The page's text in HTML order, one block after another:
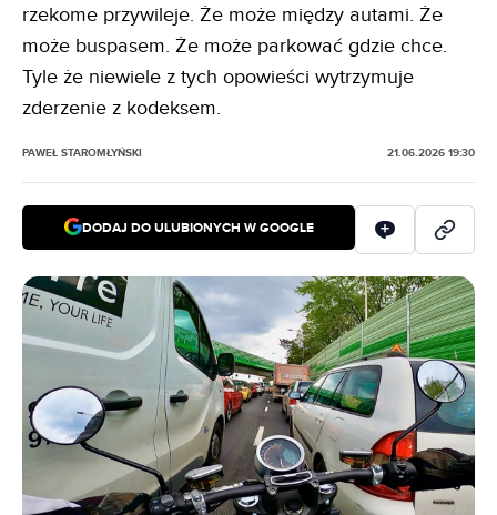
rzekome przywileje. Że może między autami. Że
może buspasem. Że może parkować gdzie chce.
Tyle że niewiele z tych opowieści wytrzymuje
zderzenie z kodeksem.
PAWEŁ STAROMŁYŃSKI 21.06.2026 19:30
DODAJ DO ULUBIONYCH W GOOGLE